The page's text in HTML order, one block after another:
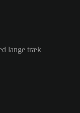
lange træk